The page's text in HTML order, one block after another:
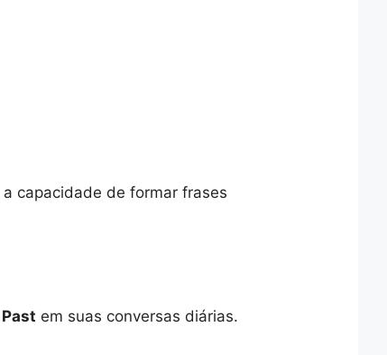
capacidade de formar frases
em suas conversas diárias.